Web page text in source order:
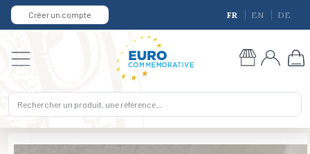
Créer un compte FR EN DE